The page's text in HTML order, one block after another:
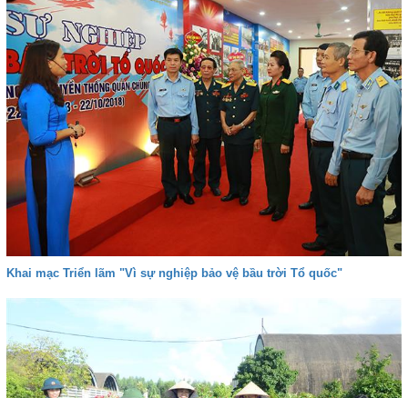
Khai mạc Triển lãm "Vì sự nghiệp bảo vệ bầu trời Tổ quốc"